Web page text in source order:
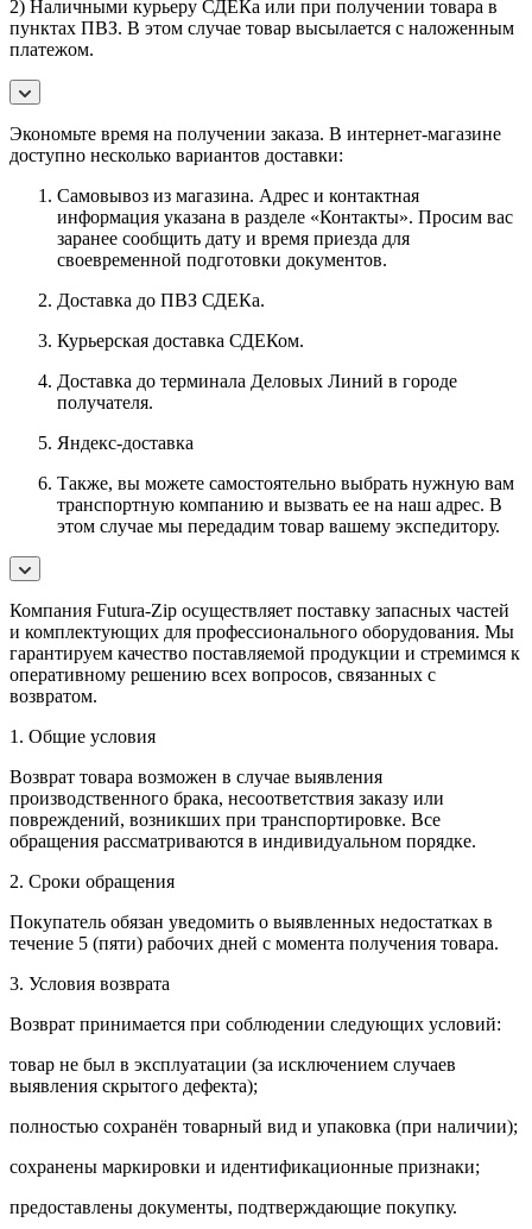
2) Наличными курьеру СДЕКа или при получении товара в
пунктах ПВЗ. В этом случае товар высылается с наложенным
платежом.
Экономьте время на получении заказа. В интернет-магазине
доступно несколько вариантов доставки:
Самовывоз из магазина. Адрес и контактная
информация указана в разделе «Контакты». Просим вас
заранее сообщить дату и время приезда для
своевременной подготовки документов.
Доставка до ПВЗ СДЕКа.
Курьерская доставка СДЕКом.
Доставка до терминала Деловых Линий в городе
получателя.
Яндекс-доставка
Также, вы можете самостоятельно выбрать нужную вам
транспортную компанию и вызвать ее на наш адрес. В
этом случае мы передадим товар вашему экспедитору.
Компания Futura-Zip осуществляет поставку запасных частей
и комплектующих для профессионального оборудования. Мы
гарантируем качество поставляемой продукции и стремимся к
оперативному решению всех вопросов, связанных с
возвратом.
1. Общие условия
Возврат товара возможен в случае выявления
производственного брака, несоответствия заказу или
повреждений, возникших при транспортировке. Все
обращения рассматриваются в индивидуальном порядке.
2. Сроки обращения
Покупатель обязан уведомить о выявленных недостатках в
течение 5 (пяти) рабочих дней с момента получения товара.
3. Условия возврата
Возврат принимается при соблюдении следующих условий:
товар не был в эксплуатации (за исключением случаев
выявления скрытого дефекта);
полностью сохранён товарный вид и упаковка (при наличии);
сохранены маркировки и идентификационные признаки;
предоставлены документы, подтверждающие покупку.